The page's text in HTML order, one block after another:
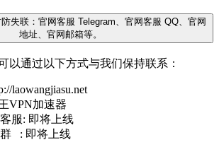
失联：官网客服 Telegram、官网客服 QQ、官网
地址、官网邮箱等。
以通过以下方式与我们保持联系：
laowangjiasu.net
VPN加速器
服: 即将上线
群 : 即将上线